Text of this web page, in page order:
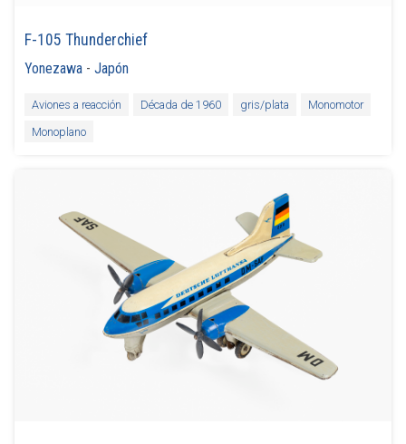
F-105 Thunderchief
Yonezawa -Japón
Aviones a reacción Década de 1960 gris/plata
Monomotor
Monoplano